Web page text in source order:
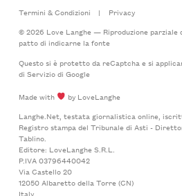
Termini & Condizioni |
Privacy
© 2026 Love Langhe — Riproduzione
patto di indicarne la fonte
Questo si è protetto da reCaptcha e si
di Serviziodi Google
Made with
by LoveLanghe
Langhe.Net, testata giornalistica online,
Registro stampa del Tribunale di Asti -
Tablino.
Editore: LoveLanghe S.R.L.
P.IVA 03796440042
Via Castello 20
12050 Albaretto della Torre (CN)
Italy